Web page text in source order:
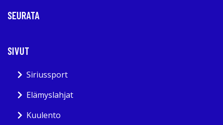
SEURATA
SIVUT
Siriussport
Elämyslahjat
Kuulento